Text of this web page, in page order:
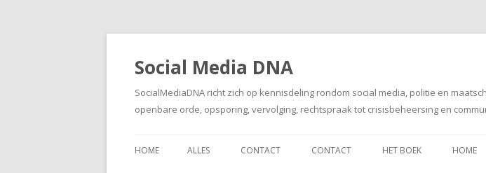
Social Media DNA
SocialMediaDNA richt zich op kennisdeling rondom social media, politie en
openbare orde, opsporing, vervolging, rechtspraak tot crisisbeheersing en
naar
HOME ALLES CONTACT CONTACT HET BOEK HOME